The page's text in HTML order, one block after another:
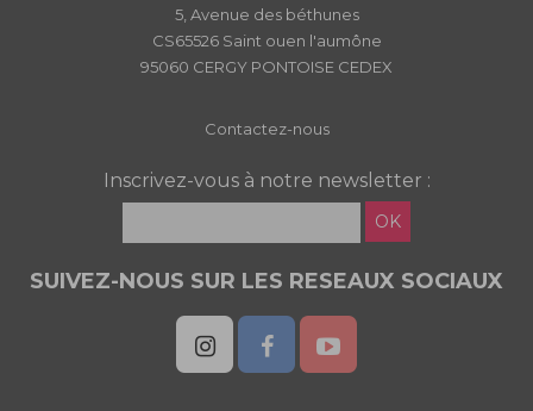
5, Avenue des béthunes
CS65526 Saint ouen l'aumône
95060 CERGY PONTOISE CEDEX
Contactez-nous
Inscrivez-vous à notre newsletter :
OK
SUIVEZ-NOUS SUR LES RESEAUX SOCIAUX